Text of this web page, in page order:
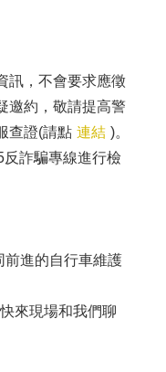
訊，不會要求應徵
邀約，敬請提高警
查證(請點 連結 )。
詐騙專線進行檢
前進的自行車維護
來現場和我們聊